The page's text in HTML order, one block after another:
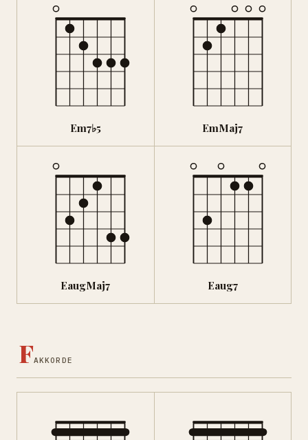
Em7♭5 EmMaj7
EaugMaj7 Eaug7
FAKKORDE